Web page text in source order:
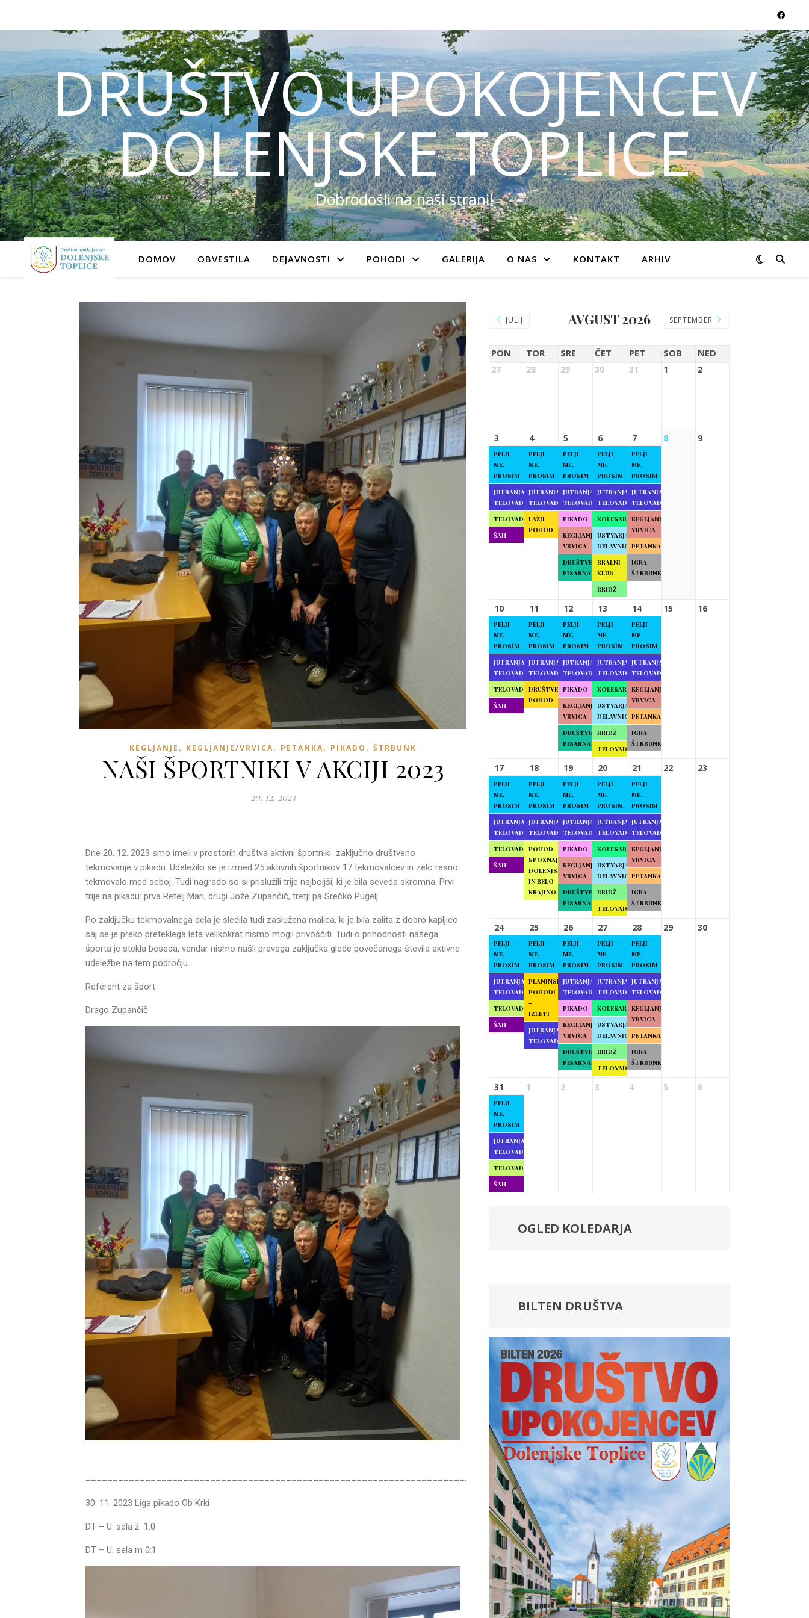
DRUŠTVO UPOKOJENCEV
DOLENJSKE TOPLICE
Dobrodošli na naši strani!
DOMOV OBVESTILA DEJAVNOSTI POHODI GALERIJA O NAS KONTAKT ARHIV
KEGLJANJE , KEGLJANJE/VRVICA, PETANKA, PIKADO , ŠTRBUNK
NAŠI ŠPORTNIKI V AKCIJI 2023
20. 12. 2023
Dne 20. 12. 2023 smo imeli v prostorih društva aktivni športniki zaključno društveno
tekmovanje v pikadu. Udeležilo se je izmed 25 aktivnih športnikov 17 tekmovalcev in zelo resno
tekmovalo med seboj. Tudi nagrado so si prislužili trije najboljši, ki je bila seveda skromna. Prvi
trije na pikadu: prva Retelj Mari, drugi Jože Zupančič, tretji pa Srečko Pugelj.
Po zaključku tekmovalnega dela je sledila tudi zaslužena malica, ki je bila zalita z dobro kapljico
saj se je preko preteklega leta velikokrat nismo mogli privoščiti. Tudi o prihodnosti našega
športa je stekla beseda, vendar nismo našli pravega zaključka glede povečanega števila aktivne
udeležbe na tem področju.
Referent za šport
Drago Zupančič
___________________________________________________________________________________________
30. 11. 2023 Liga pikado Ob Krki
DT – U. sela ž 1:0
DT – U. sela m 0:1
JULIJ AVGUST 2026 SEPTEMBER
PON TOR SRE ČET PET SOB NED
27 28 29 30 31 1 2
3
PELJI
ME,
PROSIM
JUTRANJA
TELOVADBA
TELOVADBA
ŠAH
4
PELJI
ME,
PROSIM
JUTRANJA
TELOVADBA
LAŽJI
POHOD
5
PELJI
ME,
PROSIM
JUTRANJA
TELOVADBA
PIKADO
KEGLJANJE
VRVICA
DRUŠTVENA
PISARNA
6
PELJI
ME,
PROSIM
JUTRANJA
TELOVADBA
KOLESARJENJE
USTVARJALNE
DELAVNICE
BRALNI
KLUB
BRIDŽ
7
PELJI
ME,
PROSIM
JUTRANJA
TELOVADBA
KEGLJANJE
VRVICA
PETANKA
IGRA
ŠTRBUNK
8 9
10
PELJI
ME,
PROSIM
JUTRANJA
TELOVADBA
TELOVADBA
ŠAH
11
PELJI
ME,
PROSIM
JUTRANJA
TELOVADBA
DRUŠTVENI
POHOD
12
PELJI
ME,
PROSIM
JUTRANJA
TELOVADBA
PIKADO
KEGLJANJE
VRVICA
DRUŠTVENA
PISARNA
13
PELJI
ME,
PROSIM
JUTRANJA
TELOVADBA
KOLESARJENJE
USTVARJALNE
DELAVNICE
BRIDŽ
TELOVADBA
14
PELJI
ME,
PROSIM
JUTRANJA
TELOVADBA
KEGLJANJE
VRVICA
PETANKA
IGRA
ŠTRBUNK
15 16
17
PELJI
ME,
PROSIM
JUTRANJA
TELOVADBA
TELOVADBA
ŠAH
18
PELJI
ME,
PROSIM
JUTRANJA
TELOVADBA
POHOD
SPOZNAJMO
DOLENJSKO
IN BELO
KRAJINO
19
PELJI
ME,
PROSIM
JUTRANJA
TELOVADBA
PIKADO
KEGLJANJE
VRVICA
DRUŠTVENA
PISARNA
20
PELJI
ME,
PROSIM
JUTRANJA
TELOVADBA
KOLESARJENJE
USTVARJALNE
DELAVNICE
BRIDŽ
TELOVADBA
21
PELJI
ME,
PROSIM
JUTRANJA
TELOVADBA
KEGLJANJE
VRVICA
PETANKA
IGRA
ŠTRBUNK
22 23
24
PELJI
ME,
PROSIM
JUTRANJA
TELOVADBA
TELOVADBA
ŠAH
25
PELJI
ME,
PROSIM
PLANINSKI
POHODI
–
IZLETI
JUTRANJA
TELOVADBA
26
PELJI
ME,
PROSIM
JUTRANJA
TELOVADBA
PIKADO
KEGLJANJE
VRVICA
DRUŠTVENA
PISARNA
27
PELJI
ME,
PROSIM
JUTRANJA
TELOVADBA
KOLESARJENJE
USTVARJALNE
DELAVNICE
BRIDŽ
TELOVADBA
28
PELJI
ME,
PROSIM
JUTRANJA
TELOVADBA
KEGLJANJE
VRVICA
PETANKA
IGRA
ŠTRBUNK
29 30
31
PELJI
ME,
PROSIM
JUTRANJA
TELOVADBA
TELOVADBA
ŠAH
1 2 3 4 5 6
OGLED KOLEDARJA
BILTEN DRUŠTVA